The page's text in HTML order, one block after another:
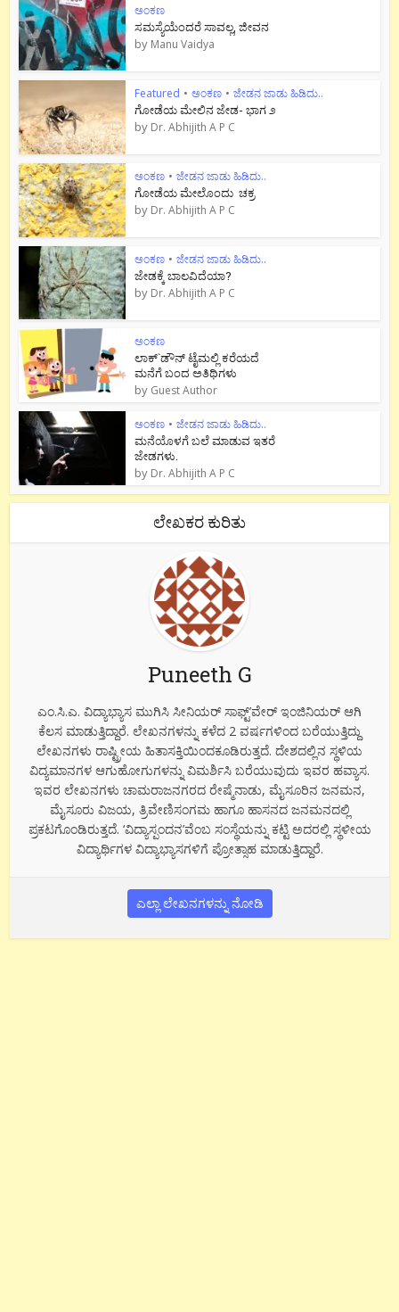
ಅಂಕಣ
ಸಮಸ್ಯೆಯೆಂದರೆ ಸಾವಲ್ಲ, ಜೀವನ
by Manu Vaidya
Featured • ಅಂಕಣ • ಜೇಡನ ಜಾಡು ಹಿಡಿದು..
ಗೋಡೆಯ ಮೇಲಿನ ಜೇಡ- ಭಾಗ ೨
by Dr. Abhijith A P C
ಅಂಕಣ • ಜೇಡನ ಜಾಡು ಹಿಡಿದು..
ಗೋಡೆಯ ಮೇಲೊಂದು ಚಕ್ರ
by Dr. Abhijith A P C
ಅಂಕಣ • ಜೇಡನ ಜಾಡು ಹಿಡಿದು..
ಜೇಡಕ್ಕೆ ಬಾಲವಿದೆಯಾ?
by Dr. Abhijith A P C
ಅಂಕಣ
ಲಾಕ್`ಡೌನ್ ಟೈಮಲ್ಲಿ ಕರೆಯದೆ
ಮನೆಗೆ ಬಂದ ಅತಿಥಿಗಳು
by Guest Author
ಅಂಕಣ • ಜೇಡನ ಜಾಡು ಹಿಡಿದು..
ಮನೆಯೊಳಗೆ ಬಲೆ ಮಾಡುವ ಇತರೆ
ಜೇಡಗಳು.
by Dr. Abhijith A P C
ಲೇಖಕರ ಕುರಿತು
Puneeth G
ಎಂ.ಸಿ.ಎ. ವಿದ್ಯಾಭ್ಯಾಸ ಮುಗಿಸಿ ಸೀನಿಯರ್ ಸಾಫ್ಟ್’ವೇರ್ ಇಂಜಿನಿಯರ್ ಆಗಿ
ಕೆಲಸ ಮಾಡುತ್ತಿದ್ದಾರೆ. ಲೇಖನಗಳನ್ನು ಕಳೆದ 2 ವರ್ಷಗಳಿಂದ ಬರೆಯುತ್ತಿದ್ದು
ಲೇಖನಗಳು ರಾಷ್ಟ್ರೀಯ ಹಿತಾಸಕ್ತಿಯಿಂದಕೂಡಿರುತ್ತದೆ. ದೇಶದಲ್ಲಿನ ಸ್ಥಳಿಯ
ವಿದ್ಯಮಾನಗಳ ಆಗುಹೋಗುಗಳನ್ನು ವಿಮರ್ಶಿಸಿ ಬರೆಯುವುದು ಇವರ ಹವ್ಯಾಸ.
ಇವರ ಲೇಖನಗಳು ಚಾಮರಾಜನಗರದ ರೇಷ್ಮೆನಾಡು, ಮೈಸೂರಿನ ಜನಮನ,
ಮೈಸೂರು ವಿಜಯ, ತ್ರಿವೇಣಿಸಂಗಮ ಹಾಗೂ ಹಾಸನದ ಜನಮನದಲ್ಲಿ
ಪ್ರಕಟಗೊಂಡಿರುತ್ತದೆ. ‘ವಿದ್ಯಾಸ್ಪಂದನ’ವೆಂಬ ಸಂಸ್ಥೆಯನ್ನು ಕಟ್ಟಿ ಅದರಲ್ಲಿ ಸ್ಥಳೀಯ
ವಿದ್ಯಾರ್ಥಿಗಳ ವಿದ್ಯಾಭ್ಯಾಸಗಳಿಗೆ ಪ್ರೋತ್ಸಾಹ ಮಾಡುತ್ತಿದ್ದಾರೆ.
ಎಲ್ಲಾ ಲೇಖನಗಳನ್ನು ನೋಡಿ